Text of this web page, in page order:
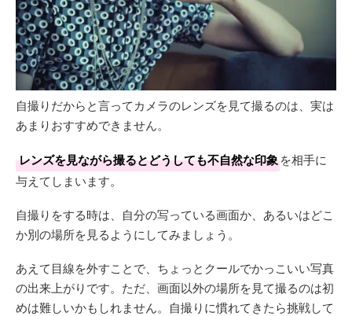
自撮りだからと言ってカメラのレンズを見て撮るのは、実は
あまりおすすめできません。
レンズを見ながら撮るとどうしても不自然な印象を相手に
与えてしまいます。
自撮りをする時は、自分の写っている画面か、あるいはどこ
か別の場所を見るようにしてみましょう。
あえて目線を外すことで、ちょっとクールでかっこいい写真
の出来上がりです。ただ、画面以外の場所を見て撮るのは初
めは難しいかもしれません。自撮りに慣れてきたら挑戦して